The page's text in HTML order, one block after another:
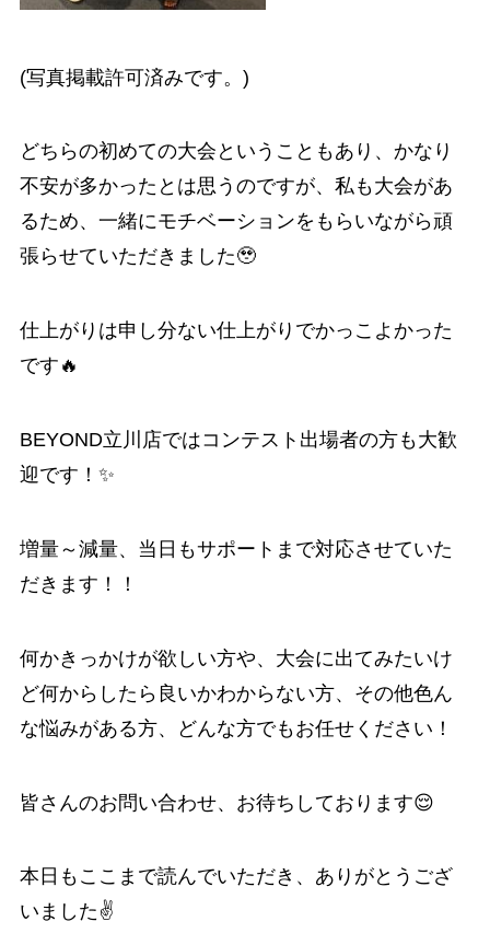
(写真掲載許可済みです。)
どちらの初めての大会ということもあり、かなり
不安が多かったとは思うのですが、私も大会があ
るため、一緒にモチベーションをもらいながら頑
張らせていただきました🥹
仕上がりは申し分ない仕上がりでかっこよかった
です🔥
BEYOND立川店ではコンテスト出場者の方も大歓
迎です！✨
増量～減量、当日もサポートまで対応させていた
だきます！！
何かきっかけが欲しい方や、大会に出てみたいけ
ど何からしたら良いかわからない方、その他色ん
な悩みがある方、どんな方でもお任せください！
皆さんのお問い合わせ、お待ちしております😌
本日もここまで読んでいただき、ありがとうござ
いました✌️